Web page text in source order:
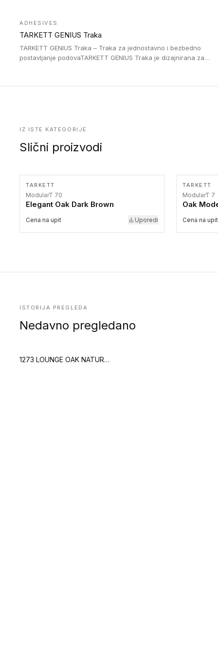
uglom, sa poluprečnikom savijanja od 2R za stepenice više od
16 cm. Poste i verzije od aluminijuma za oblasti pod visokim
opterećenjem. Postavljaju se na postojeći pod. Veoma su
ADHESIVES
TARKETT GENIUS Traka
TARKETT GENIUS Traka – Traka za jednostavno i bezbedno
postavljanje podovaTARKETT GENIUS Traka je dizajnirana za
IZ ISTE KATEGORIJE
Slični proizvodi
TARKETT
ModularT 70
Elegant Oak Dark Brown
Cena na upit Uporedi
TARKETT
ModularT 7
Oak
Cena na upit
ISTORIJA PREGLEDA
Nedavno pregledano
1273 LOUNGE OAK NATURAL (Creation 55)